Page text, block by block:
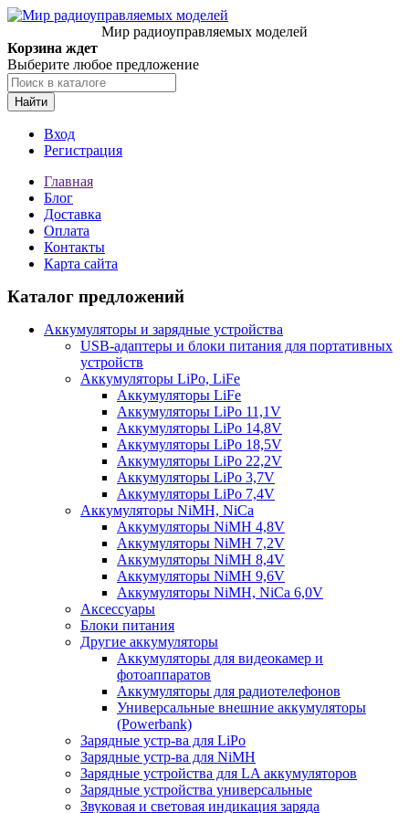
Мир радиоуправляемых моделей
Корзина ждет
Выберите любое предложение
Найти
Вход
Регистрация
Главная
Блог
Доставка
Оплата
Контакты
Карта сайта
Каталог предложений
Аккумуляторы и зарядные устройства
USB-адаптеры и блоки питания для портативных
устройств
Аккумуляторы LiPo, LiFe
Аккумуляторы LiFe
Аккумуляторы LiPo 11,1V
Аккумуляторы LiPo 14,8V
Аккумуляторы LiPo 18,5V
Аккумуляторы LiPo 22,2V
Аккумуляторы LiPo 3,7V
Аккумуляторы LiPo 7,4V
Аккумуляторы NiMH, NiCa
Аккумуляторы NiMH 4,8V
Аккумуляторы NiMH 7,2V
Аккумуляторы NiMH 8,4V
Аккумуляторы NiMH 9,6V
Аккумуляторы NiMH, NiCa 6,0V
Аксессуары
Блоки питания
Другие аккумуляторы
Аккумуляторы для видеокамер и
фотоаппаратов
Аккумуляторы для радиотелефонов
Универсальные внешние аккумуляторы
(Powerbank)
Зарядные устр-ва для LiPo
Зарядные устр-ва для NiMH
Зарядные устройства для LA аккумуляторов
Зарядные устройства универсальные
Звуковая и световая индикация заряда